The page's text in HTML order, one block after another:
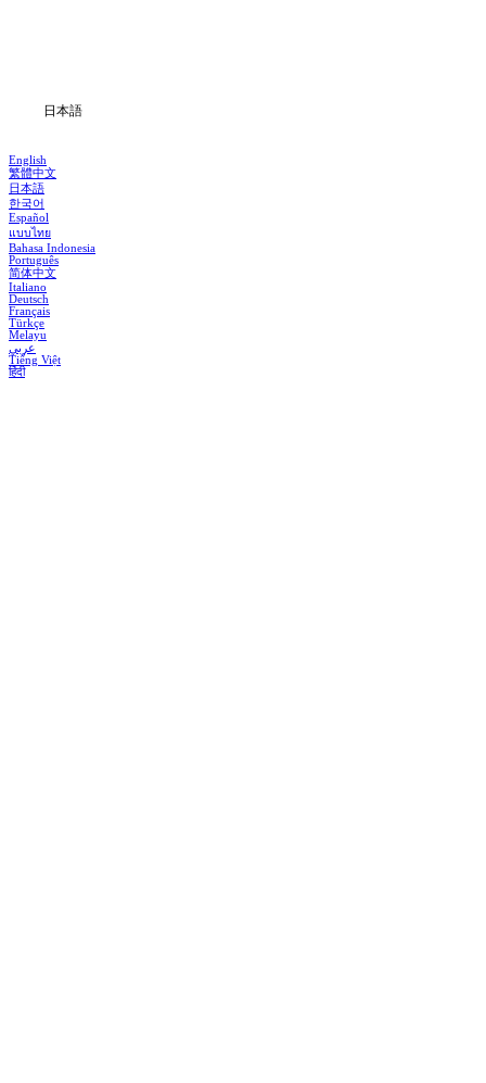
日本語
English
繁體中文
日本語
한국어
Español
แบบไทย
Bahasa Indonesia
Português
简体中文
Italiano
Deutsch
Français
Türkçe
Melayu
عربي
Tiếng Việt
हिंदी